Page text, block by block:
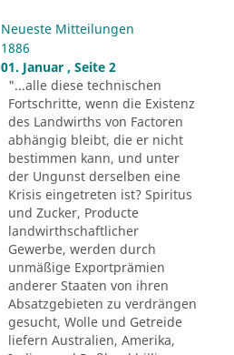
Neueste Mitteilungen
1886
01. Januar , Seite 2
"...alle diese technischen
Fortschritte, wenn die Existenz
des Landwirths von Factoren
abhängig bleibt, die er nicht
bestimmen kann, und unter
der Ungunst derselben eine
Krisis eingetreten ist? Spiritus
und Zucker, Producte
landwirthschaftlicher
Gewerbe, werden durch
unmäßige Exportprämien
anderer Staaten von ihren
Absatzgebieten zu verdrängen
gesucht, Wolle und Getreide
liefern Australien, Amerika,